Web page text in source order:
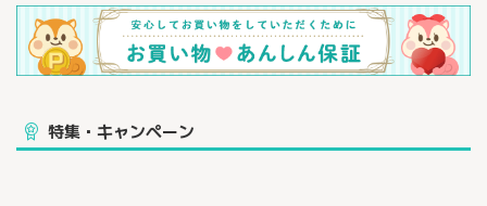
特集・キャンペーン